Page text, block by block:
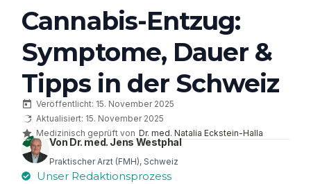
Cannabis-Entzug:
Symptome, Dauer &
Tipps in der Schweiz
Veröffentlicht: 15. November 2025
Aktualisiert: 15. November 2025
Medizinisch geprüft von Dr. med. Natalia Eckstein-Halla
Von Dr. med. Jens Westphal
Praktischer Arzt (FMH), Schweiz
Unser Redaktionsprozess